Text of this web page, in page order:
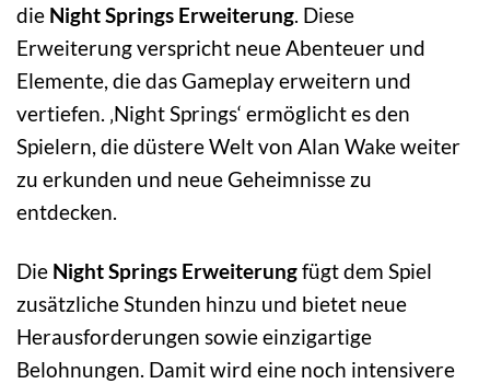
die Night Springs Erweiterung . Diese
Erweiterung verspricht neue Abenteuer und
Elemente, die das Gameplay erweitern und
vertiefen. ‚Night Springs‘ ermöglicht es den
Spielern, die düstere Welt von Alan Wake weiter
zu erkunden und neue Geheimnisse zu
entdecken.
Die Night Springs Erweiterungfügt dem Spiel
zusätzliche Stunden hinzu und bietet neue
Herausforderungen sowie einzigartige
Belohnungen. Damit wird eine noch intensivere